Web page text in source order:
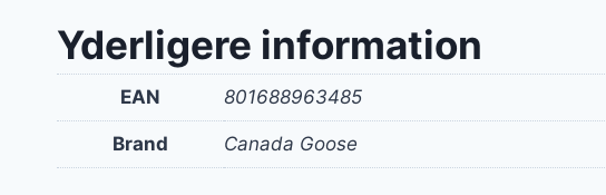
Yderligere information
EAN 801688963485
Brand Canada Goose